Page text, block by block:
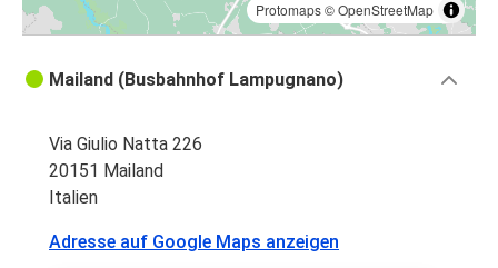
Protomaps©OpenStreetMap
Mailand (Busbahnhof Lampugnano)
Via Giulio Natta 226
20151 Mailand
Italien
Adresse auf Google Maps anzeigen